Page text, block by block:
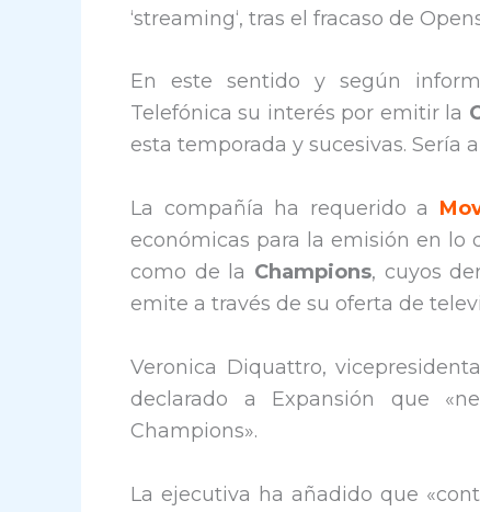
‘streaming‘, tras el fracaso de
En este sentido y según
Telefónica su interés por emitir la
esta temporada y sucesivas. Sería
La compañía ha requerido a
económicas para la emisión en
como de la Champions, cuyos
emite a través de su oferta de
Veronica Diquattro,
declarado a Expansión que
Champions».
La ejecutiva ha añadido que